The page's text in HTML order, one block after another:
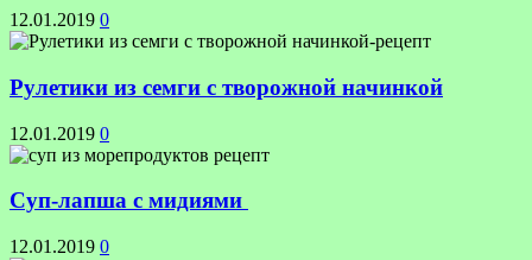
12.01.2019 0
Рулетики из семги с творожной начинкой
12.01.2019 0
Суп-лапша с мидиями
12.01.2019 0